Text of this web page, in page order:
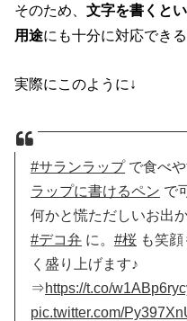
そのため、文字を書くと
用途にも十分に対応でき
実際にこのように↓
#サランラップで食べ
ラップに書けるペン で
何かと慌ただしいお出
#デコ弁 に。#桜 も笑
く盛り上げます♪
⇒https://t.co/
pic.twitter.com/